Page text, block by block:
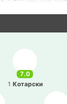
7.0
1 Ко­та­рски